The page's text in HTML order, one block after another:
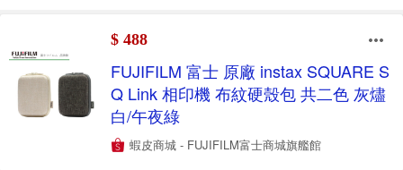
$ 488
FUJIFILM 富士 原廠 instax SQUARE S
Q Link 相印機 布紋硬殼包 共二色 灰燼
白/午夜綠
蝦皮商城 - FUJIFILM富士商城旗艦館